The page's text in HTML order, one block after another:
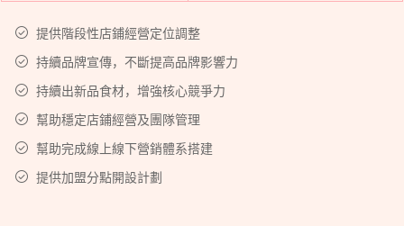
提供階段性店鋪經營定位調整
持續品牌宣傳，不斷提高品牌影響力
持續出新品食材，增強核心競爭力
幫助穩定店鋪經營及團隊管理
幫助完成線上線下營銷體系搭建
提供加盟分點開設計劃